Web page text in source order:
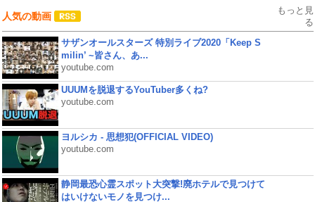
人気の動画
もっと見
る
サザンオールスターズ 特別ライブ2020「Keep S
milin’ ~皆さん、あ...
youtube.com
UUUMを脱退するYouTuber多くね?
youtube.com
ヨルシカ - 思想犯(OFFICIAL VIDEO)
youtube.com
静岡最恐心霊スポット大突撃!廃ホテルで見つけて
はいけないモノを見つけ...